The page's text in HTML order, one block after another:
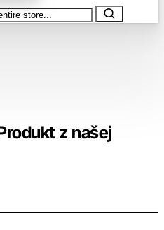
z našej